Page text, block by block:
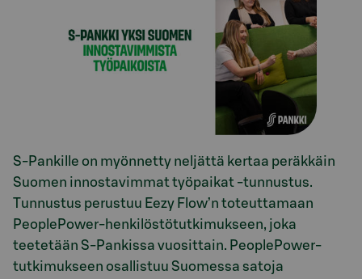
S-Pankille on myönnetty neljättä kertaa peräkkäin
Suomen innostavimmat työpaikat -tunnustus.
Tunnustus perustuu Eezy Flow’n toteuttamaan
PeoplePower-henkilöstötutkimukseen, joka
teetetään S-Pankissa vuosittain. PeoplePower-
tutkimukseen osallistuu Suomessa satoja